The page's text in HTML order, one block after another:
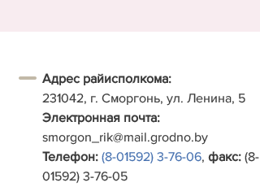
Адрес райисполкома:
231042, г. Сморгонь, ул. Ленина, 5
Электронная почта:
smorgon_rik@mail.grodno.by
Телефон: (8-01592) 3-76-06, факс: (8-
01592) 3-76-05